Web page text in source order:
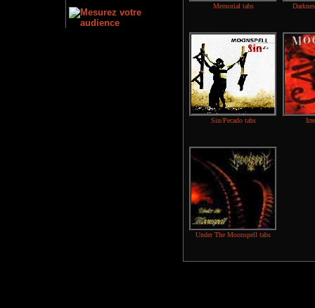
Memorial tabs
Sin/Pecado tabs
Under The Moonspell tabs